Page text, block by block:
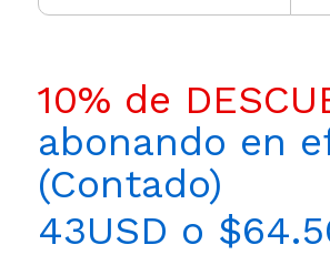
10% de
abonando en
(Contado)
43USD o